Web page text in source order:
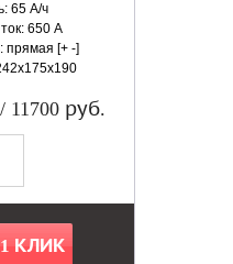
65 А/ч
650 А
прямая [+ -]
/ 11700 руб.
КЛИК